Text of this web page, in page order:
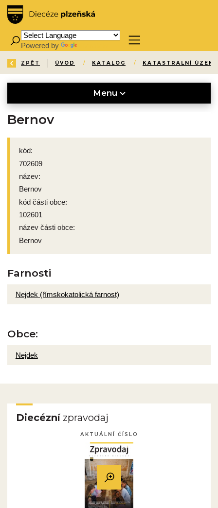
Powered by
ZPĚT ÚVOD / KATALOG / KATASTRALNÍ ÚZEMÍ
Menu
Bernov
kód:
702609
název:
Bernov
kód části obce:
102601
název části obce:
Bernov
Farnosti
Nejdek (římskokatolická farnost)
Obce:
Nejdek
Diecéznízpravodaj
AKTUÁLNÍ ČÍSLO